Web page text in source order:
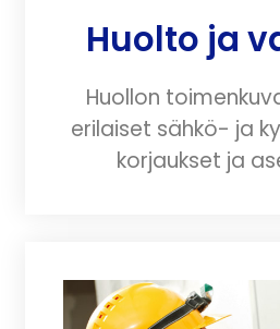
Huolto​ ja
Huollon
erilaiset sähkö- ja
korjaukset ja